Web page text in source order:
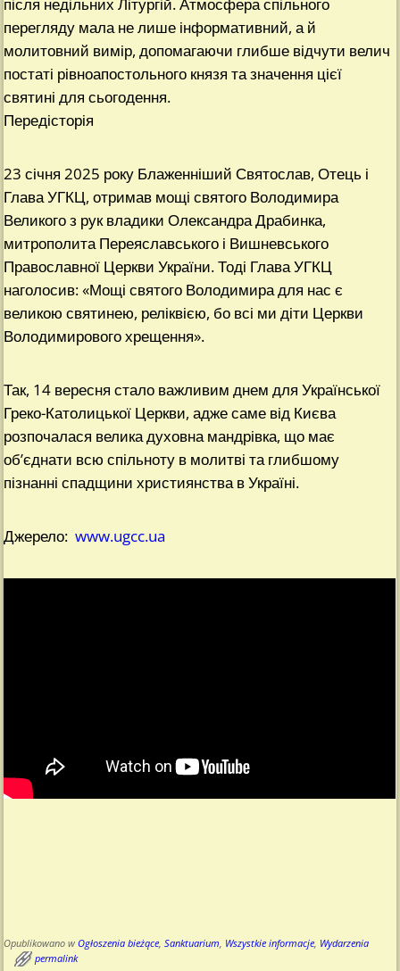
перегляду мала не лише інформативний, а й
молитовний вимір, допомагаючи глибше відчути велич
постаті рівноапостольного князя та значення цієї
святині для сьогодення.
Передісторія
23 січня 2025 року Блаженніший Святослав, Отець і
Глава УГКЦ, отримав мощі святого Володимира
Великого з рук владики Олександра Драбинка,
митрополита Переяславського і Вишневського
Православної Церкви України. Тоді Глава УГКЦ
наголосив: «Мощі святого Володимира для нас є
великою святинею, реліквією, бо всі ми діти Церкви
Володимирового хрещення».
Так, 14 вересня стало важливим днем для Української
Греко-Католицької Церкви, адже саме від Києва
розпочалася велика духовна мандрівка, що має
об’єднати всю спільноту в молитві та глибшому
пізнанні спадщини християнства в Україні.
Джерело:www.ugcc.ua
Opublikowano w Ogłoszenia bieżące,Sanktuarium, Wszystkie informacje, Wydarzenia
permalink